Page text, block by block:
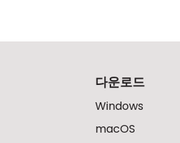
다운로드
Windows
macOS